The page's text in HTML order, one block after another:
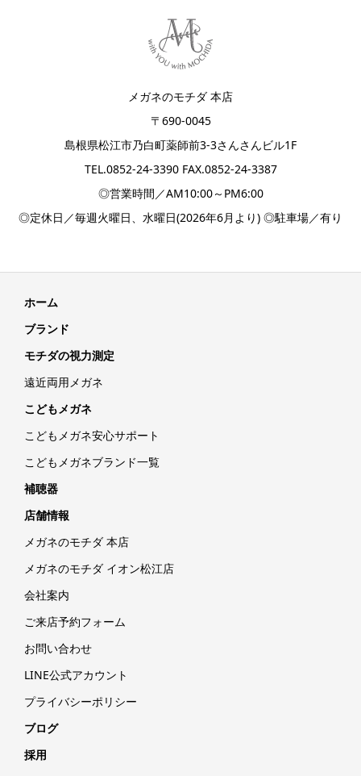
メガネのモチダ 本店
〒690-0045
島根県松江市乃白町薬師前3-3さんさんビル1F
TEL.0852-24-3390FAX.0852-24-3387
◎営業時間／AM10:00～PM6:00
◎定休日／毎週火曜日、水曜日(2026年6月より) ◎駐車場／有り
ホーム
ブランド
モチダの視力測定
遠近両用メガネ
こどもメガネ
こどもメガネ安心サポート
こどもメガネブランド一覧
補聴器
店舗情報
メガネのモチダ 本店
メガネのモチダ イオン松江店
会社案内
ご来店予約フォーム
お問い合わせ
LINE公式アカウント
プライバシーポリシー
ブログ
採用